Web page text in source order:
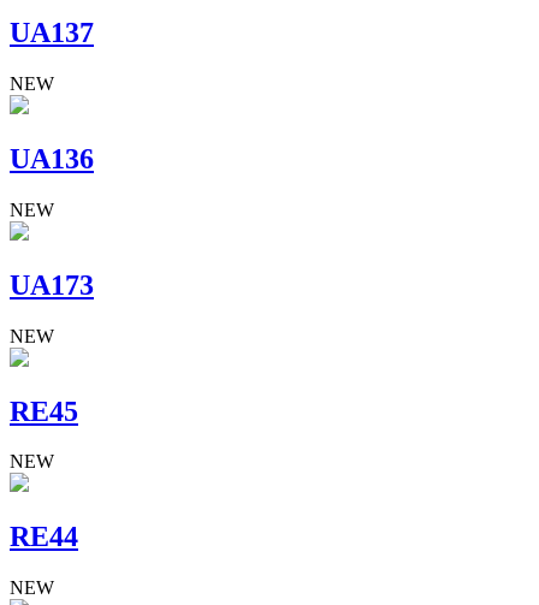
UA137
NEW
UA136
NEW
UA173
NEW
RE45
NEW
RE44
NEW